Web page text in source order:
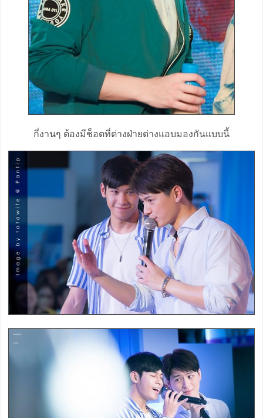
กี่งานๆ ต้องมีช็อตที่ต่างฝ่ายต่างแอบมองกันแบบนี้